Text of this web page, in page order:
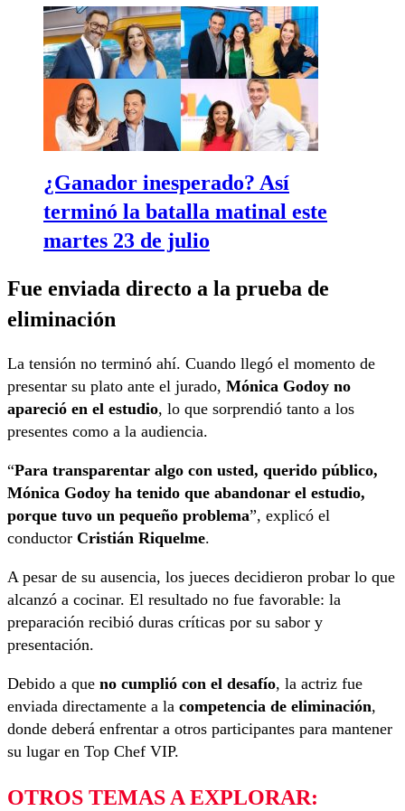
¿Ganador inesperado? Así
terminó la batalla matinal este
martes 23 de julio
Fue enviada directo a la prueba de
eliminación
La tensión no terminó ahí. Cuando llegó el momento de
presentar su plato ante el jurado, Mónica Godoy no
apareció en el estudio, lo que sorprendió tanto a los
presentes como a la audiencia.
“Para transparentar algo con usted, querido público,
Mónica Godoy ha tenido que abandonar el estudio,
porque tuvo un pequeño problema”, explicó el
conductor Cristián Riquelme.
A pesar de su ausencia, los jueces decidieron probar lo que
alcanzó a cocinar. El resultado no fue favorable: la
preparación recibió duras críticas por su sabor y
presentación.
Debido a que no cumplió con el desafío, la actriz fue
enviada directamente a la competencia de eliminación,
donde deberá enfrentar a otros participantes para mantener
su lugar en Top Chef VIP.
OTROS TEMAS A EXPLORAR: